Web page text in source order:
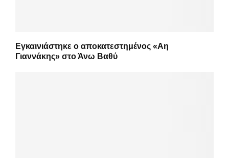
Εγκαινιάστηκε ο αποκατεστημένος «Αη
Γιαννάκης» στο Άνω Βαθύ